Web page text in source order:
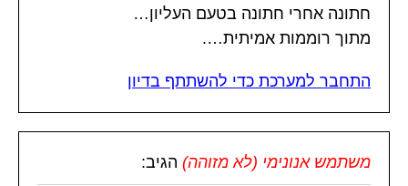
חתונה אחרי חתונה בטעם העליון…
מתוך רוממות אמיתית….
התחבר למערכת כדי להשתתף בדיון
משתמש אנונימי (לא מזוהה) הגיב: